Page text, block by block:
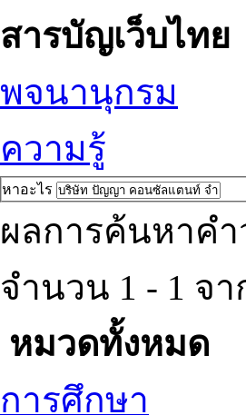
สารบัญเว็บไทย
พจนานุกรม
ความรู้
หาอะไร
ผลการค้นหาคำ
จำนวน 1 - 1 จ
หมวดทั้งหมด
การศึกษา